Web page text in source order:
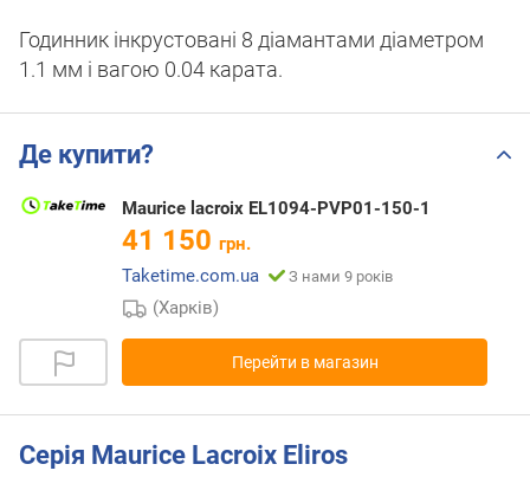
Годинник інкрустовані 8 діамантами діаметром
1.1 мм і вагою 0.04 карата.
Де купити?
Maurice lacroix EL1094-PVP01-150-1
41 150 грн.
Taketime.com.ua
З нами 9 років
(Харків)
Перейти в магазин
Серія Maurice Lacroix Eliros